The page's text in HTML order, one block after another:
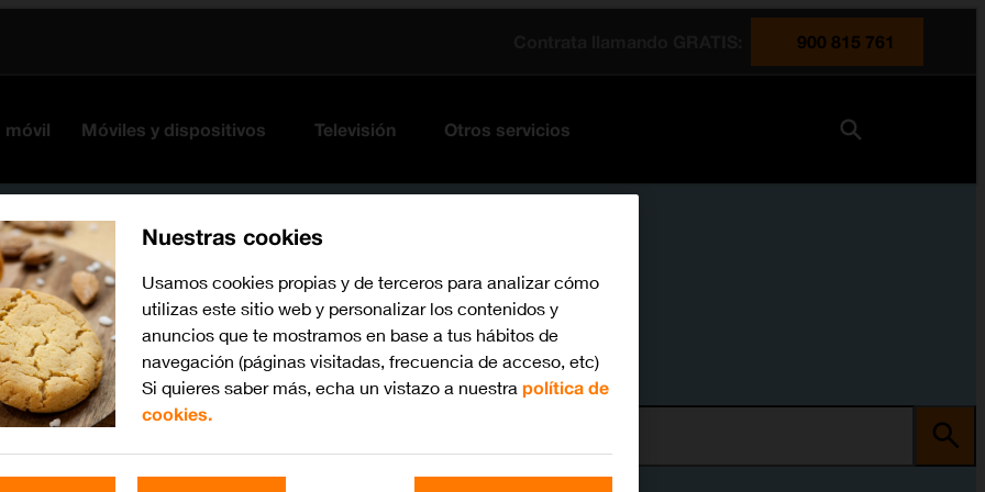
900 815 761
móvil Móviles y dispositivos Televisión Otros servicios
Nuestras cookies
Usamos cookies propias y de terceros para analizar cómo
utilizas este sitio web y personalizar los contenidos y
anuncios que te mostramos en base a tus hábitos de
navegación (páginas visitadas, frecuencia de acceso, etc)
Si quieres saber más, echa un vistazo a nuestra política de
cookies.